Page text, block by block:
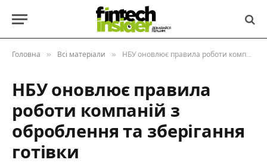
Головна » Всі матеріали » НБУ оновлює правила роботи компаній з оброблення та зберігання готівки
НБУ оновлює правила
роботи компаній з
оброблення та зберігання
готівки